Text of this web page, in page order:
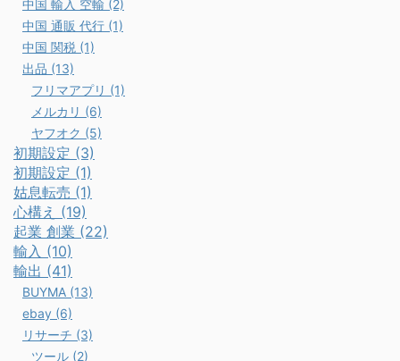
中国 輸入 空輸 (2)
中国 通販 代行 (1)
中国 関税 (1)
出品 (13)
フリマアプリ (1)
メルカリ (6)
ヤフオク (5)
初期設定 (3)
初期設定 (1)
姑息転売 (1)
心構え (19)
起業 創業 (22)
輸入 (10)
輸出 (41)
BUYMA (13)
ebay (6)
リサーチ (3)
ツール (2)